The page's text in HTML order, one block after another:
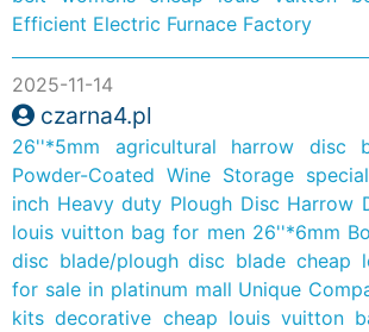
Efficient Electric Furnace Factory
2025-11-14
czarna4.pl
26''*5mm agricultural harrow disc
Powder-Coated Wine Storage
inch Heavy duty Plough Disc Harrow
louis vuitton bag for men 26''*6mm
disc blade/plough disc blade cheap
for sale in platinum mall Unique
kits decorative cheap louis vuitton